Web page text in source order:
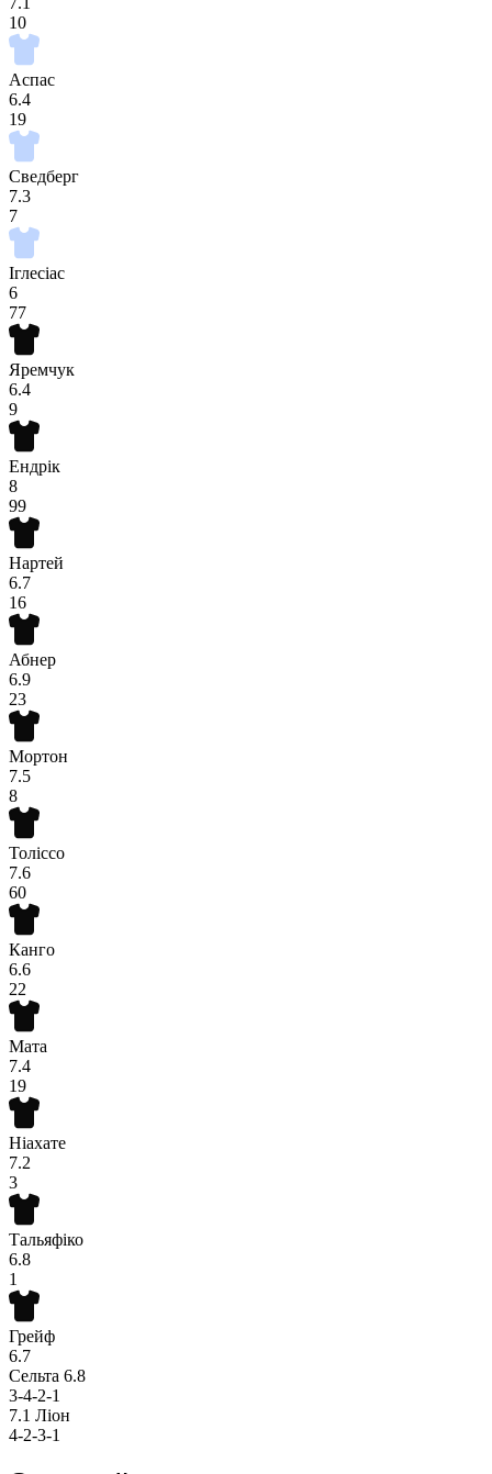
10
Аспас
6.4
19
Сведберг
7.3
7
Іглесіас
6
77
Яремчук
6.4
9
Ендрік
8
99
Нартей
6.7
16
Абнер
6.9
23
Мортон
7.5
8
Толіссо
7.6
60
Канго
6.6
22
Мата
7.4
19
Ніахате
7.2
3
Тальяфіко
6.8
1
Грейф
6.7
Сельта 6.8
3-4-2-1
7.1 Ліон
4-2-3-1